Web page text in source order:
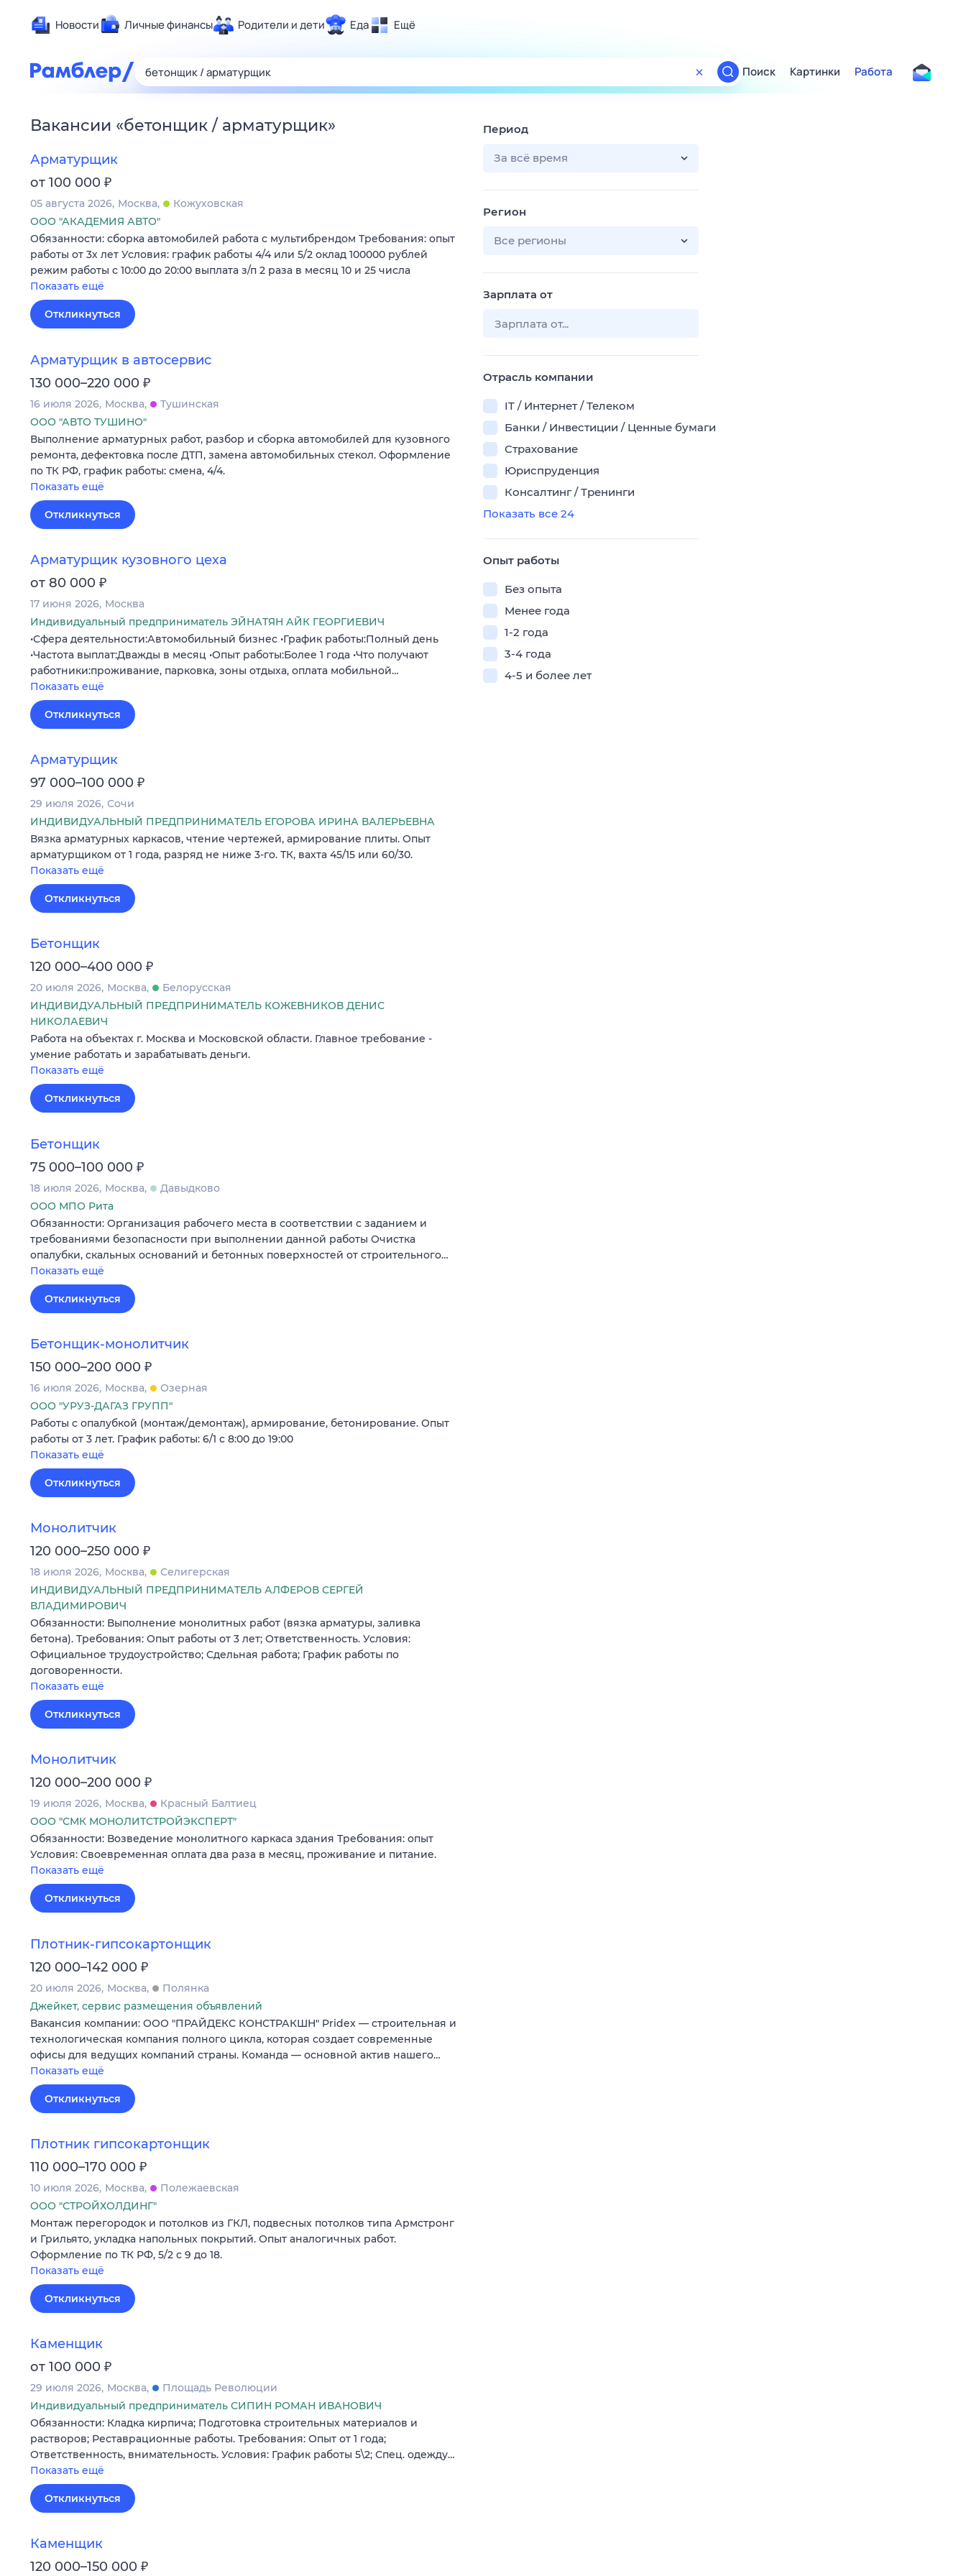
Новости Личные финансы Родители и дети Еда Ещё
Здоровье
Развлечения и отдых
Спорт
Сберегаем вместе
Гороскопы
Поиск
ТВ-программа
Поиск Картинки Работа
Вакансии «бетонщик / арматурщик»
Арматурщик
от 100 000 ₽
05 августа 2026 Москва
Кожуховская
ООО "АКАДЕМИЯ АВТО"
Обязанности: сборка автомобилей работа с мультибрендом Требования: опыт
работы от 3х лет Условия: график работы 4/4 или 5/2 оклад 100000 рублей
режим работы с 10:00 до 20:00 выплата з/п 2 раза в месяц 10 и 25 числа
Показать ещё
Откликнуться
Арматурщик в автосервис
130 000–220 000 ₽
16 июля 2026 Москва
Тушинская
ООО "АВТО ТУШИНО"
Выполнение арматурных работ, разбор и сборка автомобилей для кузовного
ремонта, дефектовка после ДТП, замена автомобильных стекол. Оформление
по ТК РФ, график работы: смена, 4/4.
Показать ещё
Откликнуться
Арматурщик кузовного цеха
от 80 000 ₽
17 июня 2026 Москва
Индивидуальный предприниматель ЭЙНАТЯН АЙК ГЕОРГИЕВИЧ
•Сфера деятельности:Автомобильный бизнес •График работы:Полный день
•Частота выплат:Дважды в месяц •Опыт работы:Более 1 года •Что получают
работники:проживание, парковка, зоны отдыха, оплата мобильной…
Показать ещё
Откликнуться
Арматурщик
97 000–100 000 ₽
29 июля 2026 Сочи
ИНДИВИДУАЛЬНЫЙ ПРЕДПРИНИМАТЕЛЬ ЕГОРОВА ИРИНА ВАЛЕРЬЕВНА
Вязка арматурных каркасов, чтение чертежей, армирование плиты. Опыт
арматурщиком от 1 года, разряд не ниже 3-го. ТК, вахта 45/15 или 60/30.
Показать ещё
Откликнуться
Бетонщик
120 000–400 000 ₽
20 июля 2026 Москва
Белорусская
ИНДИВИДУАЛЬНЫЙ ПРЕДПРИНИМАТЕЛЬ КОЖЕВНИКОВ ДЕНИС
НИКОЛАЕВИЧ
Работа на объектах г. Москва и Московской области. Главное требование -
умение работать и зарабатывать деньги.
Показать ещё
Откликнуться
Бетонщик
75 000–100 000 ₽
18 июля 2026 Москва
Давыдково
ООО МПО Рита
Обязанности: Организация рабочего места в соответствии с заданием и
требованиями безопасности при выполнении данной работы Очистка
опалубки, скальных оснований и бетонных поверхностей от строительного…
Показать ещё
Откликнуться
Бетонщик-монолитчик
150 000–200 000 ₽
16 июля 2026 Москва
Озерная
ООО "УРУЗ-ДАГАЗ ГРУПП"
Работы c опалубкой (монтаж/демонтаж), армирование, бетонирование. Опыт
работы от 3 лет. График работы: 6/1 с 8:00 до 19:00
Показать ещё
Откликнуться
Монолитчик
120 000–250 000 ₽
18 июля 2026 Москва
Селигерская
ИНДИВИДУАЛЬНЫЙ ПРЕДПРИНИМАТЕЛЬ АЛФЕРОВ СЕРГЕЙ
ВЛАДИМИРОВИЧ
Обязанности: Выполнение монолитных работ (вязка арматуры, заливка
бетона). Требования: Опыт работы от 3 лет; Ответственность. Условия:
Официальное трудоустройство; Сдельная работа; График работы по
договоренности.
Показать ещё
Откликнуться
Монолитчик
120 000–200 000 ₽
19 июля 2026 Москва
Красный Балтиец
ООО "СМК МОНОЛИТСТРОЙЭКСПЕРТ"
Обязанности: Возведение монолитного каркаса здания Требования: опыт
Условия: Своевременная оплата два раза в месяц, проживание и питание.
Показать ещё
Откликнуться
Плотник-гипсокартонщик
120 000–142 000 ₽
20 июля 2026 Москва
Полянка
Джейкет, сервис размещения объявлений
Вакансия компании: ООО "ПРАЙДЕКС КОНСТРАКШН" Pridex — строительная и
технологическая компания полного цикла, которая создает современные
офисы для ведущих компаний страны. Команда — основной актив нашего…
Показать ещё
Откликнуться
Плотник гипсокартонщик
110 000–170 000 ₽
10 июля 2026 Москва
Полежаевская
ООО "СТРОЙХОЛДИНГ"
Монтаж перегородок и потолков из ГКЛ, подвесных потолков типа Армстронг
и Грильято, укладка напольных покрытий. Опыт аналогичных работ.
Оформление по ТК РФ, 5/2 с 9 до 18.
Показать ещё
Откликнуться
Каменщик
от 100 000 ₽
29 июля 2026 Москва
Площадь Революции
Индивидуальный предприниматель СИПИН РОМАН ИВАНОВИЧ
Обязанности: Кладка кирпича; Подготовка строительных материалов и
растворов; Реставрационные работы. Требования: Опыт от 1 года;
Ответственность, внимательность. Условия: График работы 5\2; Спец. одежду…
Показать ещё
Откликнуться
Каменщик
120 000–150 000 ₽
Период
За всё время
Регион
Все регионы
Зарплата от
Отрасль компании
IT / Интернет / Телеком
Банки / Инвестиции / Ценные бумаги
Страхование
Юриспруденция
Консалтинг / Тренинги
Показать все 24
Опыт работы
Без опыта
Менее года
1-2 года
3-4 года
4-5 и более лет